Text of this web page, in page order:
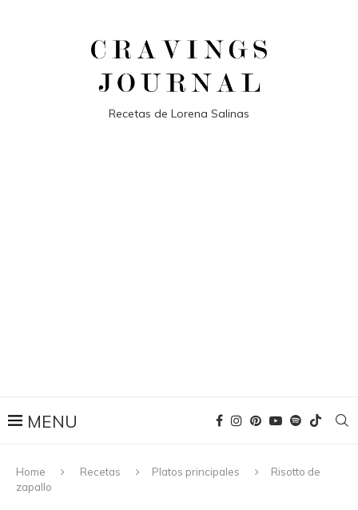
Recetas de Lorena Salinas
Home Recetas Platos principales
Risotto de
zapallo